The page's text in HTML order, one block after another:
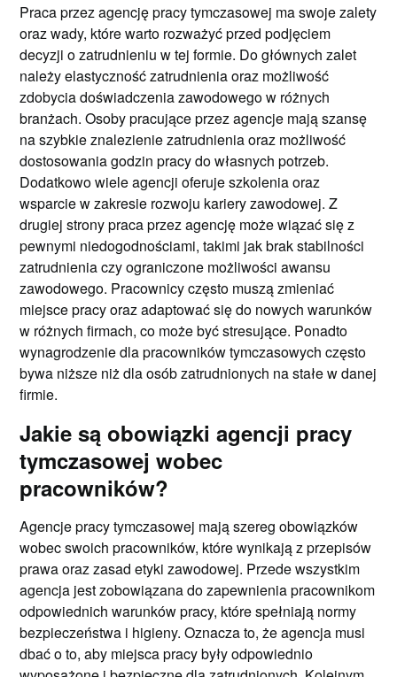
Praca przez agencję pracy tymczasowej ma swoje zalety
oraz wady, które warto rozważyć przed podjęciem
decyzji o zatrudnieniu w tej formie. Do głównych zalet
należy elastyczność zatrudnienia oraz możliwość
zdobycia doświadczenia zawodowego w różnych
branżach. Osoby pracujące przez agencje mają szansę
na szybkie znalezienie zatrudnienia oraz możliwość
dostosowania godzin pracy do własnych potrzeb.
Dodatkowo wiele agencji oferuje szkolenia oraz
wsparcie w zakresie rozwoju kariery zawodowej. Z
drugiej strony praca przez agencję może wiązać się z
pewnymi niedogodnościami, takimi jak brak stabilności
zatrudnienia czy ograniczone możliwości awansu
zawodowego. Pracownicy często muszą zmieniać
miejsce pracy oraz adaptować się do nowych warunków
w różnych firmach, co może być stresujące. Ponadto
wynagrodzenie dla pracowników tymczasowych często
bywa niższe niż dla osób zatrudnionych na stałe w danej
firmie.
Jakie są obowiązki agencji pracy
tymczasowej wobec
pracowników?
Agencje pracy tymczasowej mają szereg obowiązków
wobec swoich pracowników, które wynikają z przepisów
prawa oraz zasad etyki zawodowej. Przede wszystkim
agencja jest zobowiązana do zapewnienia pracownikom
odpowiednich warunków pracy, które spełniają normy
bezpieczeństwa i higieny. Oznacza to, że agencja musi
dbać o to, aby miejsca pracy były odpowiednio